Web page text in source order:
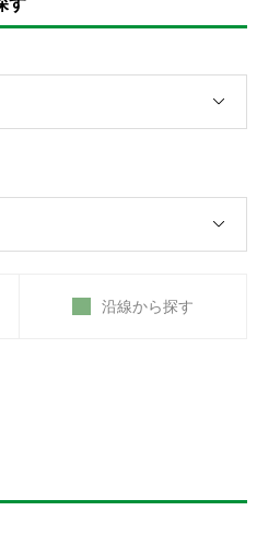
す
沿線から探す
、労働で賃金を得る
ど、リハビリや特訓を受ける
間行事